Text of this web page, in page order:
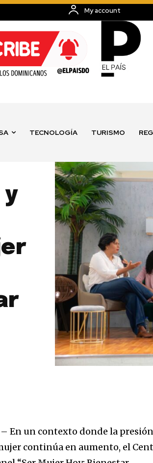
My account
TECNOLOGÍA TURISMO
y
En un contexto donde la presión
continúa en aumento, el